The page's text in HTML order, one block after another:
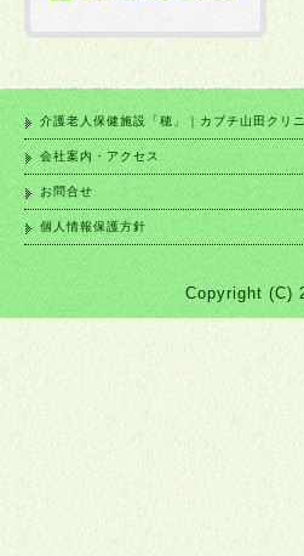
介護老人保健施設「穂」｜カブチ山田クリ
会社案内・アクセス
お問合せ
個人情報保護方針
Copyright (C)